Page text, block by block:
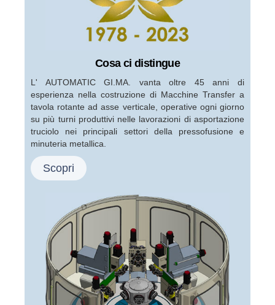
Cosa ci distingue
L' AUTOMATIC GI.MA. vanta oltre 45 anni di
esperienza nella costruzione di Macchine Transfer a
tavola rotante ad asse verticale, operative ogni giorno
su più turni produttivi nelle lavorazioni di asportazione
truciolo nei principali settori della pressofusione e
minuteria metallica.
Scopri